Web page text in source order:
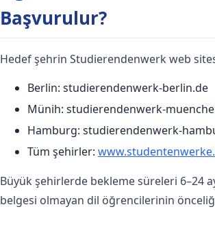
Başvurulur?
Hedef şehrin Studierendenwerk web
Berlin: studierendenwerk-berlin.de
Münih: studierendenwerk-
Hamburg: studierendenwerk-
Tüm şehirler:
Büyük şehirlerde bekleme süreleri 6–24
belgesi olmayan dil öğrencilerinin